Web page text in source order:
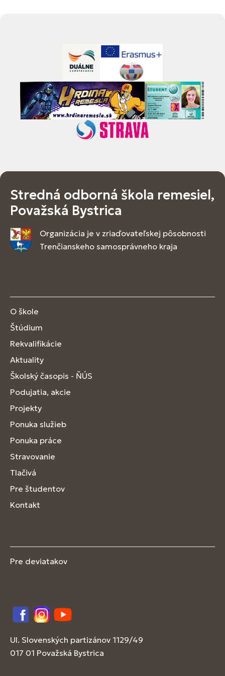
Stredná odborná škola remesiel,
Považská Bystrica
Organizácia je v zriaďovateľskej pôsobnosti
Trenčianskeho samosprávneho kraja
O škole
Štúdium
Rekvalifikácie
Aktuality
Školský časopis - ŇÚS
Podujatia, akcie
Projekty
Ponuka služieb
Ponuka práce
Stravovanie
Tlačivá
Pre študentov
Kontakt
Pre deviatakov
FacebookInstagram
YouTube
Ul. Slovenských partizánov 1129/49
017 01 Považská Bystrica